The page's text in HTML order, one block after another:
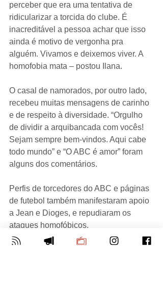
perceber que era uma tentativa de
ridicularizar a torcida do clube. É
inacreditável a pessoa achar que isso
ainda é motivo de vergonha pra
alguém. Vivamos e deixemos viver. A
homofobia mata – postou Ilana.
O casal de namorados, por outro lado,
recebeu muitas mensagens de carinho
e de respeito à diversidade. “Orgulho
de dividir a arquibancada com vocês!
Sejam sempre bem-vindos. Aqui cabe
todo mundo” e “O ABC é amor” foram
alguns dos comentários.
Perfis de torcedores do ABC e páginas
de futebol também manifestaram apoio
a Jean e Dioges, e repudiaram os
ataques homofóbicos.
Esporte